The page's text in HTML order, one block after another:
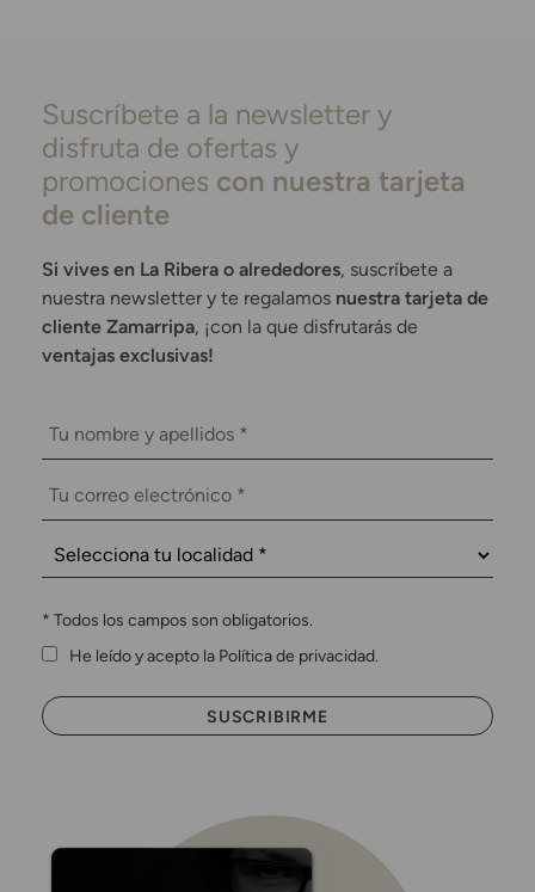
Suscríbete a la newsletter y
disfruta de ofertas y
promociones con nuestra tarjeta
de cliente
Si vives en La Ribera o alrededores, suscríbete a
nuestra newsletter y te regalamos nuestra tarjeta de
cliente Zamarripa, ¡con la que disfrutarás de
ventajas exclusivas!
* Todos los campos son obligatorios.
He leído y acepto la Política de privacidad.